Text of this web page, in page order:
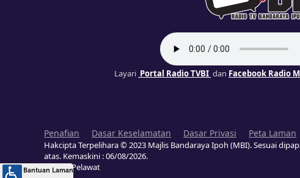
Layari Portal Radio TVBI dan Facebook Radio
Penafian Dasar Keselamatan Dasar Privasi Peta Laman
Hakcipta Terpelihara © 2023 Majlis Bandaraya Ipoh (MBI). Sesuai
atas. Kemaskini :06/08/2026.
Jumlah Pelawat